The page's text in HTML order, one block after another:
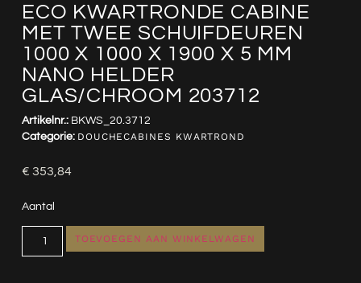
ECO KWARTRONDE CABINE
MET TWEE SCHUIFDEUREN
1000 X 1000 X 1900 X 5 MM
NANO HELDER
GLAS/CHROOM 203712
Artikelnr.: BKWS_20.3712
Categorie: DOUCHECABINES KWARTROND
€ 353,84
Aantal
TOEVOEGEN AAN WINKELWAGEN